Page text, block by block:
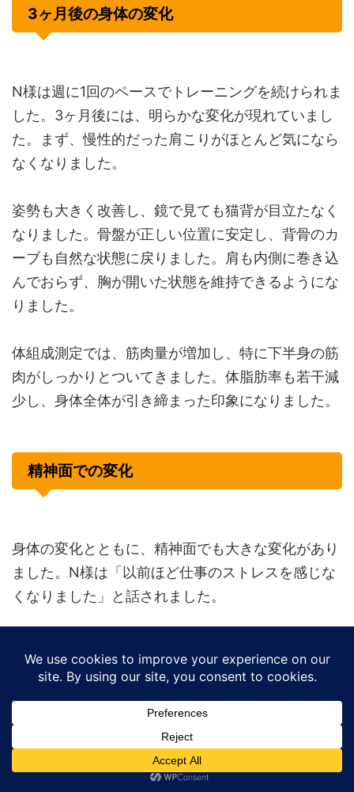
3ヶ月後の身体の変化
N様は週に1回のペースでトレーニングを続けられま
した。3ヶ月後には、明らかな変化が現れていまし
た。まず、慢性的だった肩こりがほとんど気になら
なくなりました。
姿勢も大きく改善し、鏡で見ても猫背が目立たなく
なりました。骨盤が正しい位置に安定し、背骨のカ
ーブも自然な状態に戻りました。肩も内側に巻き込
んでおらず、胸が開いた状態を維持できるようにな
りました。
体組成測定では、筋肉量が増加し、特に下半身の筋
肉がしっかりとついてきました。体脂肪率も若干減
少し、身体全体が引き締まった印象になりました。
精神面での変化
身体の変化とともに、精神面でも大きな変化があり
ました。N様は「以前ほど仕事のストレスを感じな
くなりました」と話されました。
過度に緊張することなく、冷静に対処できるように
裕ができた気がします」とのことでした。
また、定期的に運動する習慣ができたことで、生活
リズムも整いました。睡眠の質が向上し、朝すっき